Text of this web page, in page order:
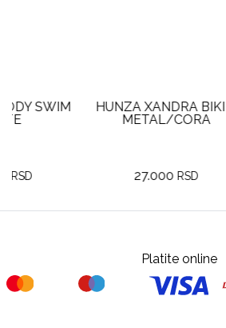
HUNZA XANDRA BIKINI
METAL/CORA
RSD
Platite online